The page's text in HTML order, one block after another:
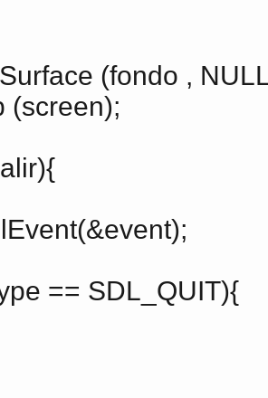
(fondo ,
(screen);
== SDL_QUIT){